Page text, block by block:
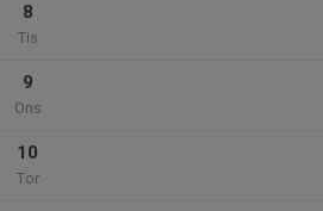
8
Tis
9
Ons
10
Tor